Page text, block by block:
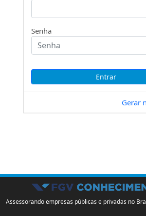
Senha
Gerar
Assessorando empresas públicas e privadas no